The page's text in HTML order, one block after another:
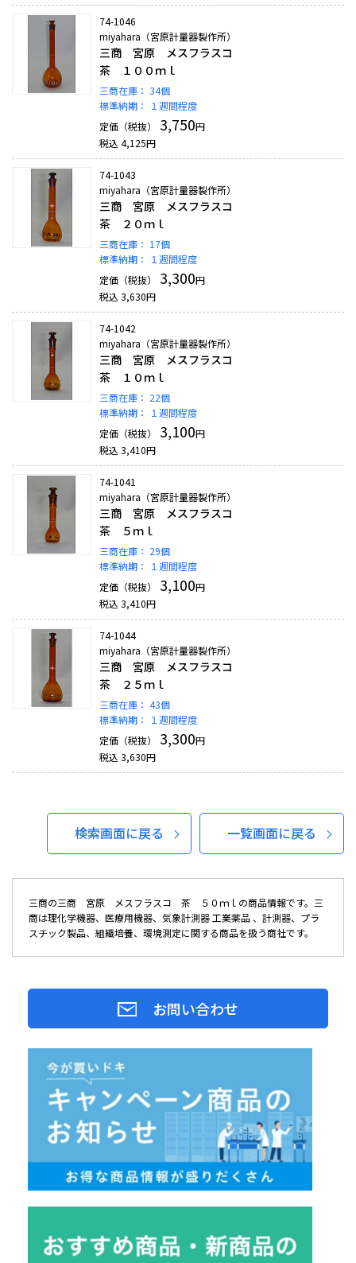
74-1046
miyahara（宮原計量器製作所）
三商 宮原 メスフラスコ
茶 １００ｍｌ
三商在庫： 34個
標準納期：
１週間程度
定価（税抜）
3,750円
税込 4,125円
74-1043
miyahara（宮原計量器製作所）
三商 宮原 メスフラスコ
茶 ２０ｍｌ
三商在庫： 17個
標準納期：
１週間程度
定価（税抜）
3,300円
税込 3,630円
74-1042
miyahara（宮原計量器製作所）
三商 宮原 メスフラスコ
茶 １０ｍｌ
三商在庫： 22個
標準納期：
１週間程度
定価（税抜）
3,100円
税込 3,410円
74-1041
miyahara（宮原計量器製作所）
三商 宮原 メスフラスコ
茶 ５ｍｌ
三商在庫： 29個
標準納期：
１週間程度
定価（税抜）
3,100円
税込 3,410円
74-1044
miyahara（宮原計量器製作所）
三商 宮原 メスフラスコ
茶 ２５ｍｌ
三商在庫： 43個
標準納期：
１週間程度
定価（税抜）
3,300円
税込 3,630円
検索画面に戻る 一覧画面に戻る
三商の三商 宮原 メスフラスコ 茶 ５０ｍｌの商品情報です。三
商は理化学機器、医療用機器、気象計測器 工業薬品 、計測器、プラ
スチック製品、組織培養、環境測定に関する商品を扱う商社です。
お問い合わせ